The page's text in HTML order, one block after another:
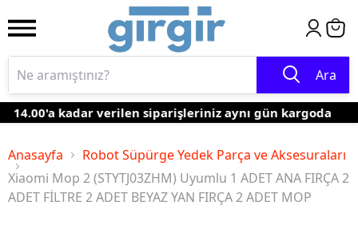
Ara
14.00'a kadar verilen siparişleriniz aynı gün kargoda
Anasayfa
Robot Süpürge Yedek Parça ve Aksesuraları
Xiaomi Mop 2 (STYTJ03ZHM) Uyumlu 1 ADET ANA FIRÇA 2
ADET FİLTRE 2 ADET BEYAZ YAN FIRÇA 2 ADET MOP